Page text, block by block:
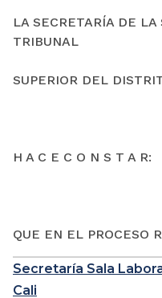
LA SECRETARÍA DE
TRIBUNAL
SUPERIOR DEL
H A C E C O N S T A R:
QUE EN EL PROCESO
Secretaría Sala
Cali